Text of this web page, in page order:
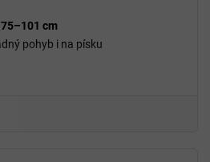
75–101 cm
pohyb i na písku